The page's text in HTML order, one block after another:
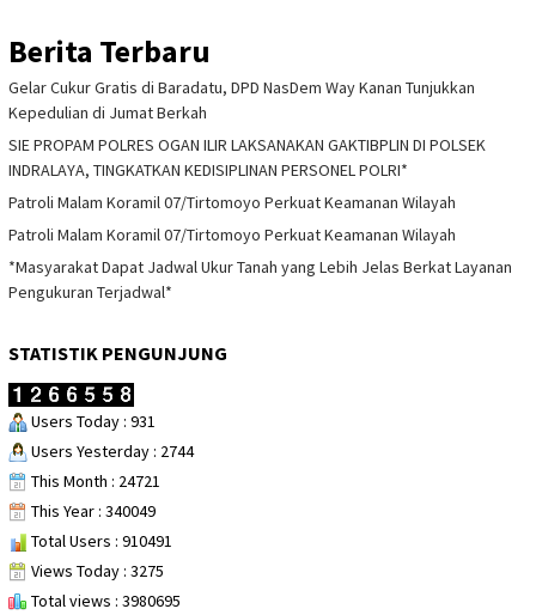
Berita Terbaru
Gelar Cukur Gratis di Baradatu, DPD NasDem Way Kanan Tunjukkan
Kepedulian di Jumat Berkah
SIE PROPAM POLRES OGAN ILIR LAKSANAKAN GAKTIBPLIN DI POLSEK
INDRALAYA, TINGKATKAN KEDISIPLINAN PERSONEL POLRI*
Patroli Malam Koramil 07/Tirtomoyo Perkuat Keamanan Wilayah
Patroli Malam Koramil 07/Tirtomoyo Perkuat Keamanan Wilayah
*Masyarakat Dapat Jadwal Ukur Tanah yang Lebih Jelas Berkat Layanan
Pengukuran Terjadwal*
STATISTIK PENGUNJUNG
Users Today : 931
Users Yesterday : 2744
This Month : 24721
This Year : 340049
Total Users : 910491
Views Today : 3275
Total views : 3980695